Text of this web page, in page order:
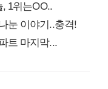
1위는OO..
눈 이야기..충격!
트 마지막...